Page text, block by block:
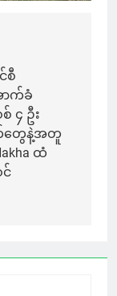
စီ
က်ခံ
၄ ဦး
ေနဲ့အတူ
ထံ